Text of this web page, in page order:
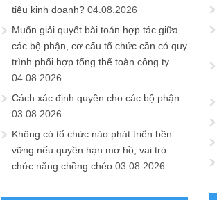
tiêu kinh doanh? 04.08.2026
Muốn giải quyết bài toán hợp tác giữa
các bộ phận, cơ cấu tổ chức cần có quy
trình phối hợp tổng thể toàn công ty
04.08.2026
Cách xác định quyền cho các bộ phận
03.08.2026
Không có tổ chức nào phát triển bền
vững nếu quyền hạn mơ hồ, vai trò
chức năng chồng chéo 03.08.2026